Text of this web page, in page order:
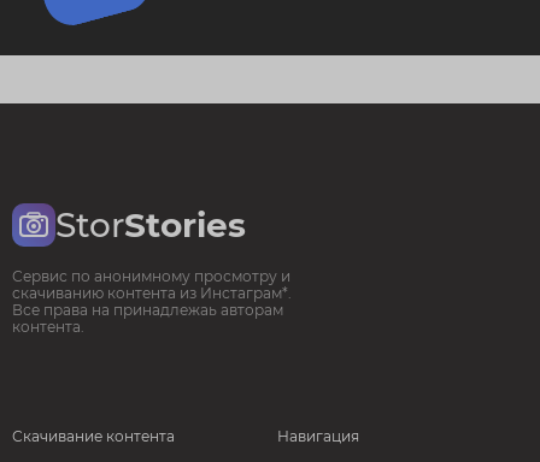
StorStories
Сервис по анонимному просмотру и
скачиванию контента из Инстаграм*.
Все права на принадлежаь авторам
контента.
Скачивание контента Навигация